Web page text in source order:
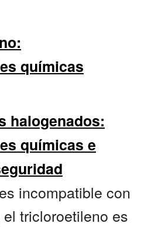
químicas
halogenados:
químicas e
incompatible con
tricloroetileno es